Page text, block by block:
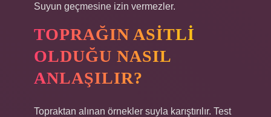
Suyun geçmesine izin vermezler.
TOPRAĞIN ASITLI
OLDUĞU NASIL
ANLAŞILIR?
Topraktan alınan örnekler suyla karıştırılır. Test